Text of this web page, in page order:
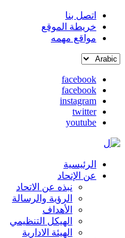
القائمة
العلوية
(header
top)
اتصل بنا
خريطة الموقع
مواقع مهمه
Select
language
social
media
facebook
facebook
instagram
twitter
youtube
Main
navigation
الرئيسية
عن الإتحاد
نبذه عن الاتحاد
الرؤية والرسالة
الأهداف
الهيكل التنظيمي
الهيئة الادارية